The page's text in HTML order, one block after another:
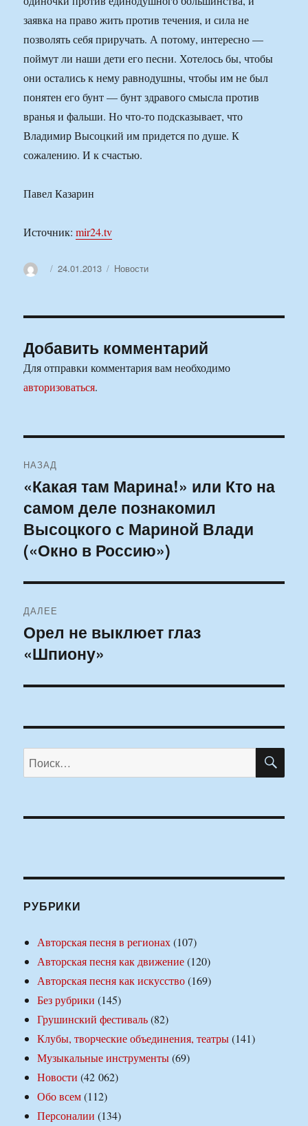
заявка на право жить против течения, и сила не
позволять себя приручать. А потому, интересно —
поймут ли наши дети его песни. Хотелось бы, чтобы
они остались к нему равнодушны, чтобы им не был
понятен его бунт — бунт здравого смысла против
вранья и фальши. Но что-то подсказывает, что
Владимир Высоцкий им придется по душе. К
сожалению. И к счастью.
Павел Казарин
Источник:mir24.tv
АвторОпубликовано
24.01.2013 Рубрики
Новости
Добавить комментарий
Для отправки комментария вам необходимо
авторизоваться.
по
записям
НАЗАД
Предыдущая
запись:
«Какая там Марина!» или Кто на
самом деле познакомил
Высоцкого с Мариной Влади
(«Окно в Россию»)
ДАЛЕЕ
Следующая
запись:
Орел не выклюет глаз
«Шпиону»
Искать:
РУБРИКИ
Авторская песня в регионах(107)
Авторская песня как движение(120)
Авторская песня как искусство(169)
Без рубрики (145)
Грушинский фестиваль(82)
Клубы, творческие объединения, театры(141)
Музыкальные инструменты(69)
Новости (42 062)
Обо всем(112)
Персоналии (134)